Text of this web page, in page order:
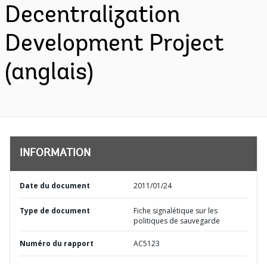
Decentralization
Development Project
(anglais)
INFORMATION
Date du document 2011/01/24
Type de document
Fiche signalétique sur les
politiques de sauvegarde
Numéro du rapport AC5123